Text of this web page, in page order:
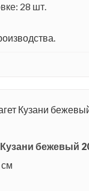
28 шт.
Кузани бежевый